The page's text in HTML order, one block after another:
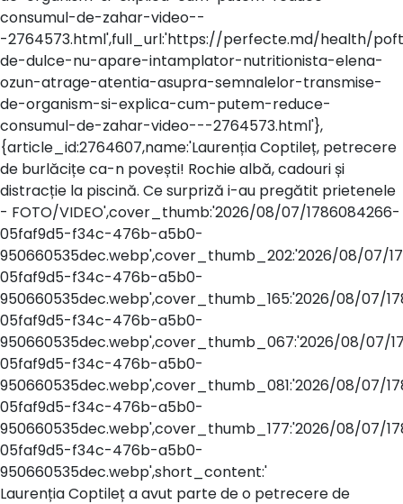
consumul-de-zahar-video--
-2764573.html',full_url:'https://perfecte.md/health/
de-dulce-nu-apare-intamplator-nutritionista-elena-
ozun-atrage-atentia-asupra-semnalelor-transmise-
de-organism-si-explica-cum-putem-reduce-
consumul-de-zahar-video---2764573.html'},
{article_id:2764607,name:'Laurenția Coptileț, petrecere
de burlăcițe ca-n povești! Rochie albă, cadouri și
distracție la piscină. Ce surpriză i-au pregătit prietenele
- FOTO/VIDEO',cover_thumb:'2026/08/07/1786084266-
05faf9d5-f34c-476b-a5b0-
950660535dec.webp',cover_thumb_202:'2026/08/07/
05faf9d5-f34c-476b-a5b0-
950660535dec.webp',cover_thumb_165:'2026/08/07/
05faf9d5-f34c-476b-a5b0-
950660535dec.webp',cover_thumb_067:'2026/08/07/
05faf9d5-f34c-476b-a5b0-
950660535dec.webp',cover_thumb_081:'2026/08/07/
05faf9d5-f34c-476b-a5b0-
950660535dec.webp',cover_thumb_177:'2026/08/07/
05faf9d5-f34c-476b-a5b0-
950660535dec.webp',short_content:'
Laurenția Coptileț a avut parte de o petrecere de